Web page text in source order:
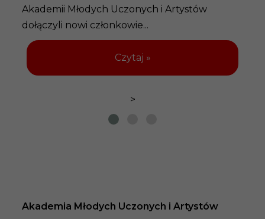
Akademii Młodych Uczonych i Artystów
dołączyli nowi członkowie...
Czytaj »
>
Akademia Młodych Uczonych i Artystów